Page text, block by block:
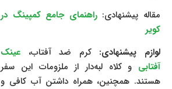
مقاله پیشنهادی:راهنمای جامع کمپینگ در
کویر
لوازم پیشنهادی: کرم ضد آفتاب، عینک
آفتابی و کلاه لبه‌دار از ملزومات این سفر
هستند. همچنین، همراه داشتن آب کافی و